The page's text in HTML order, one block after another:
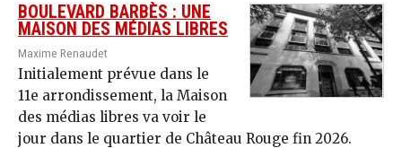
BOULEVARD BARBÈS : UNE
MAISON DES MÉDIAS LIBRES
Maxime Renaudet
Initialement prévue dans le
11e arrondissement, la Maison
des médias libres va voir le
jour dans le quartier de Château Rouge fin 2026.